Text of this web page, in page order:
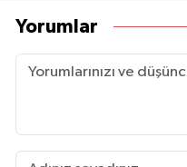
Yorumlar